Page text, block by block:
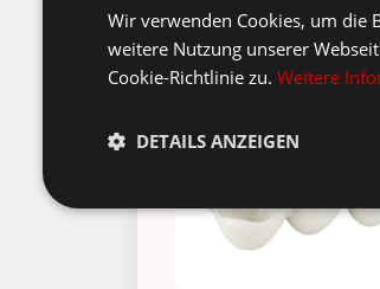
5,90 € 3,00 €
Wir verwenden Cookies, um die
weitere Nutzung unserer
Cookie-Richtlinie zu. Weitere
DETAILS ANZEIGEN